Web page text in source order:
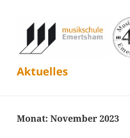
Aktuelles
Monat:November 2023